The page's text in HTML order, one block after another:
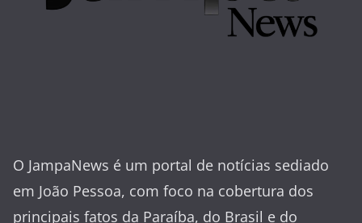
O JampaNews é um portal de notícias sediado
em João Pessoa, com foco na cobertura dos
principais fatos da Paraíba, do Brasil e do